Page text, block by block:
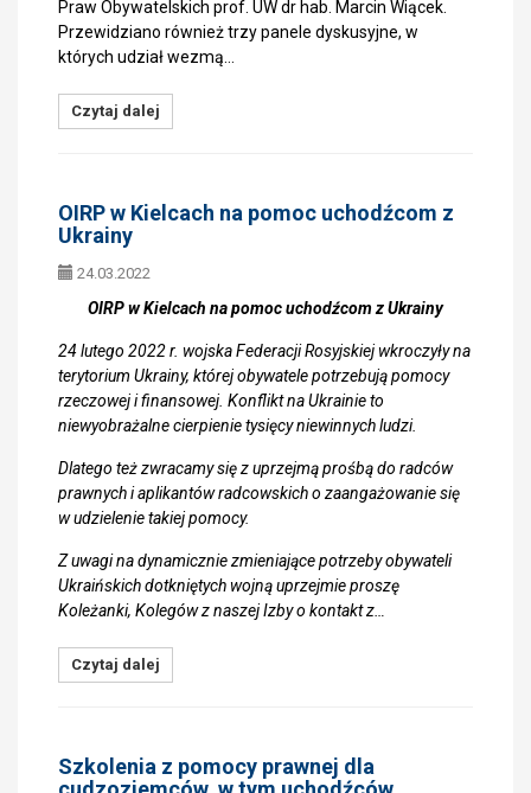
Praw Obywatelskich prof. UW dr hab. Marcin Wiącek.
Przewidziano również trzy panele dyskusyjne, w
których udział wezmą…
Czytaj dalej
OIRP w Kielcach na pomoc uchodźcom z
Ukrainy
24.03.2022
OIRP w Kielcach na pomoc uchodźcom z Ukrainy
24 lutego 2022 r. wojska Federacji Rosyjskiej wkroczyły na
terytorium Ukrainy, której obywatele potrzebują pomocy
rzeczowej i finansowej. Konflikt na Ukrainie to
niewyobrażalne cierpienie tysięcy niewinnych ludzi.
Dlatego też zwracamy się z uprzejmą prośbą do radców
prawnych i aplikantów radcowskich o zaangażowanie się
w udzielenie takiej pomocy.
Z uwagi na dynamicznie zmieniające potrzeby obywateli
Ukraińskich dotkniętych wojną uprzejmie proszę
Koleżanki, Kolegów z naszej Izby o kontakt z…
Czytaj dalej
Szkolenia z pomocy prawnej dla